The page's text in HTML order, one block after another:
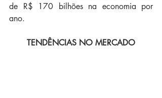
de R$ 170 bilhões na economia por
ano.
TENDÊNCIAS NO MERCADO